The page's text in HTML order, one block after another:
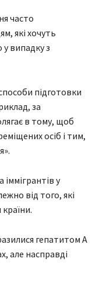
часто
які хочуть
випадку з
підготовки
за
в тому, щоб
осіб і тим,
у
від того, які
гепатитом A
але насправді